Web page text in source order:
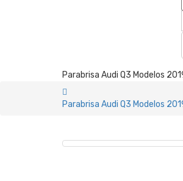
Parabrisa Audi Q3 Modelos
Parabrisa Audi Q3 Modelos